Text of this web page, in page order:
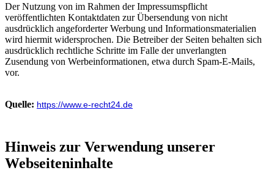
Der Nutzung von im Rahmen der Impressumspflicht
veröffentlichten Kontaktdaten zur Übersendung von nicht
ausdrücklich angeforderter Werbung und Informationsmaterialien
wird hiermit widersprochen. Die Betreiber der Seiten behalten sich
ausdrücklich rechtliche Schritte im Falle der unverlangten
Zusendung von Werbeinformationen, etwa durch Spam-E-Mails,
vor.
Quelle: https://www.e-recht24.de
Hinweis zur Verwendung unserer
Webseiteninhalte